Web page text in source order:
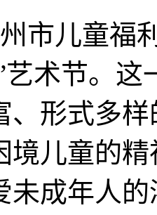
市儿童福
艺术节。
、形式多
境儿童的
未成年人